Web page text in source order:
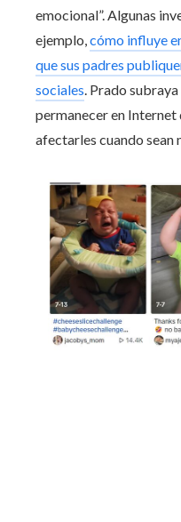
emocional”. Algunas
ejemplo,cómo influye
que sus padres
sociales. Prado
permanecer en
afectarles cuando sean